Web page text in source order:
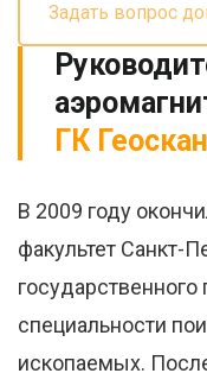
Задать вопрос
ГК Геоскан
В 2009 году
факультет Санкт-
государственного
специальности
ископаемых.